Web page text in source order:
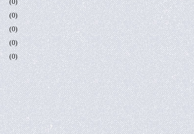
(0)
(0)
(0)
(0)
(0)